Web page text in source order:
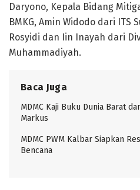
Daryono, Kepala Bidang
BMKG, Amin Widodo dari ITS
Rosyidi dan Iin Inayah dari
Muhammadiyah.
Baca Juga
MDMC Kaji Buku Dunia Barat
Markus
MDMC PWM Kalbar Siapkan
Bencana